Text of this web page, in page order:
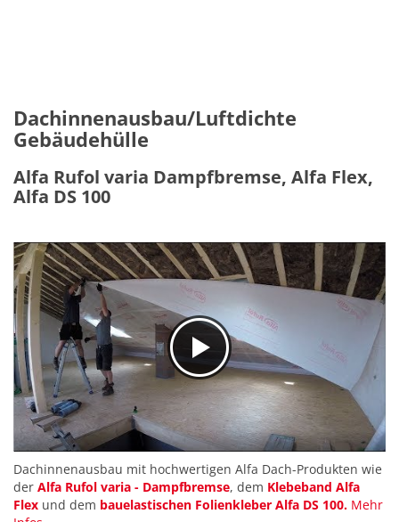
Dachinnenausbau/Luftdichte
Gebäudehülle
Alfa Rufol varia Dampfbremse, Alfa Flex,
Alfa DS 100
Dachinnenausbau mit hochwertigen Alfa Dach-Produkten wie
der Alfa Rufol varia - Dampfbremse, dem Klebeband Alfa
Flex und dem bauelastischen Folienkleber Alfa DS 100. Mehr